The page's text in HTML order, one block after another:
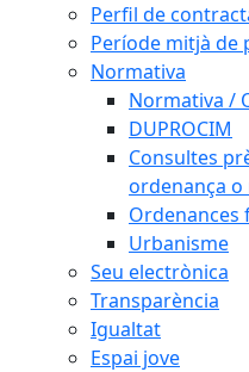
Perfil de
Període mitjà de
Normativa
Normativa /
DUPROCIM
Consultes
ordenança
Ordenances
Urbanisme
Seu electrònica
Transparència
Igualtat
Espai jove